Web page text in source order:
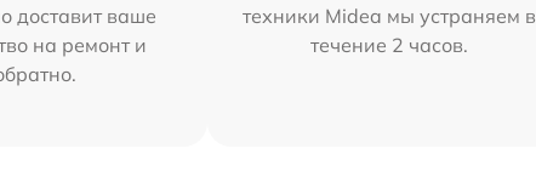
доставит ваше
на ремонт и
техники Midea мы устраняем в
течение 2 часов.